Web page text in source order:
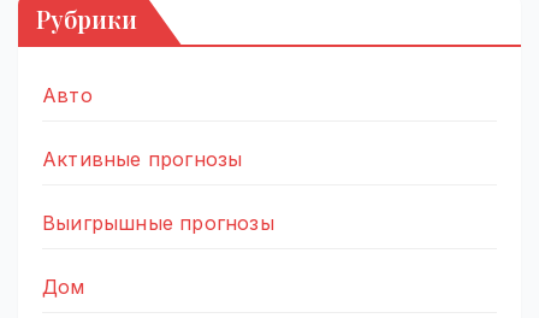
Рубрики
Авто
Активные прогнозы
Выигрышные прогнозы
Дом